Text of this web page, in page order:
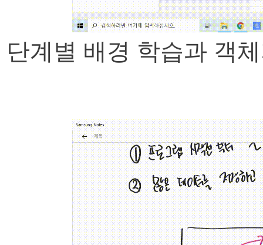
단계별 배경 학습과 객